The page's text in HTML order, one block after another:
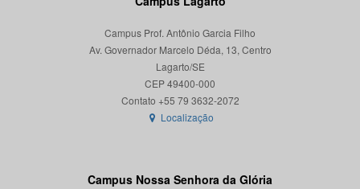
Campus Prof. Antônio Garcia Filho
Av. Governador Marcelo Déda, 13, Centro
Lagarto/SE
CEP 49400-000
Localização
Campus Nossa Senhora da Glória